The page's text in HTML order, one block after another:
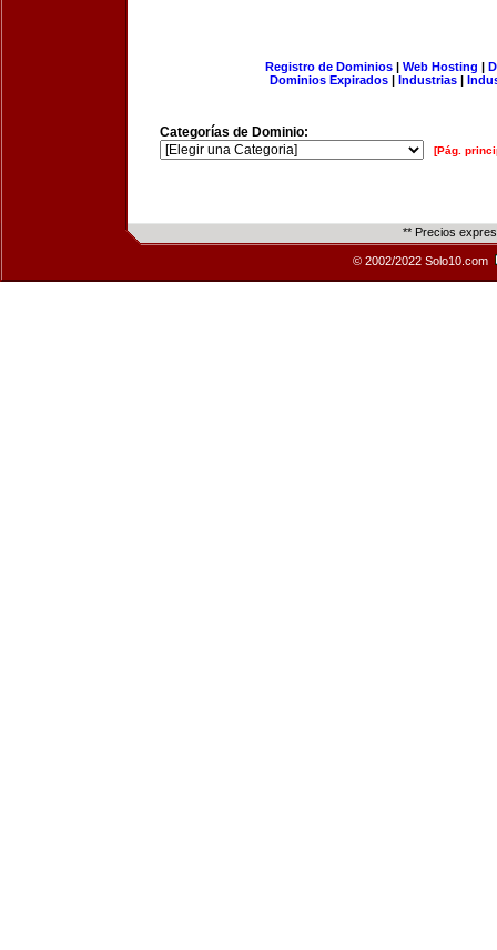
Registro de Dominios| Web Hosting |
Dominios Expirados | Industrias |
Categorías de Dominio:
[Pág.
** Precios
© 2002/2022 Solo10.com